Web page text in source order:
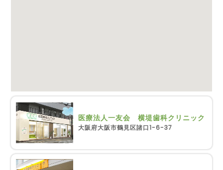
医療法人一友会 横堤歯科クリニック
大阪府大阪市鶴見区諸口1-6-37